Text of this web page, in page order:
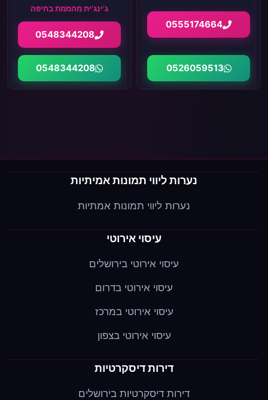
0555174664
0526059513
ג’ינג’ית מהממת בחיפה
0548344208
0548344208
נערות ליווי תמונות אמיתיות
נערות ליווי תמונות אמתיות
עיסוי אירוטי
עיסוי אירוטי בירושלים
עיסוי אירוטי בדרום
עיסוי אירוטי במרכז
עיסוי אירוטי בצפון
דירות דיסקרטיות
דירות דיסקרטיות בירושלים